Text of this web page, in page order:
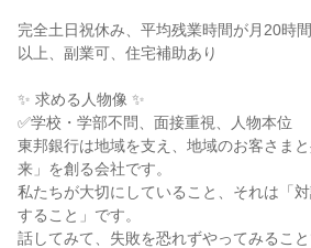
完全土日祝休み、平均残業時間が月20時
以上、副業可、住宅補助あり
✨ 求める人物像 ✨
✅学校・学部不問、面接重視、人物本位
東邦銀行は地域を支え、地域のお客さま
来」を創る会社です。
私たちが大切にしていること、それは「
すること」です。
話してみて、失敗を恐れずやってみるこ